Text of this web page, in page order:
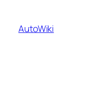
springen
AutoWiki